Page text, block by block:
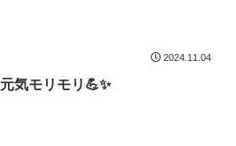
2024.11.04
元気モリモリ💪✨